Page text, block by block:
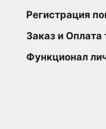
Регистрация
Заказ и Оплата
Функционал